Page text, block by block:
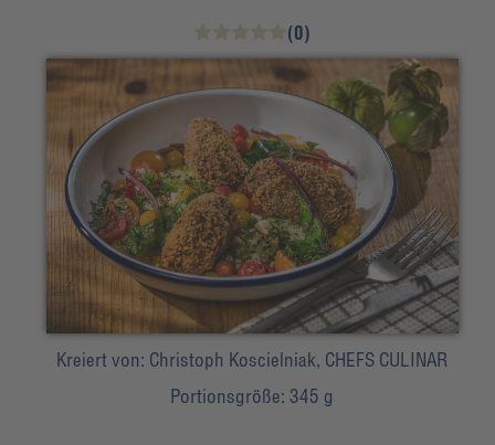
(0)
Kreiert von: Christoph Koscielniak, CHEFS CULINAR
Portionsgröße:345 g